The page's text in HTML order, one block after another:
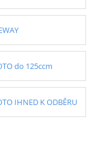
do 125ccm
IHNED K ODBĚRU